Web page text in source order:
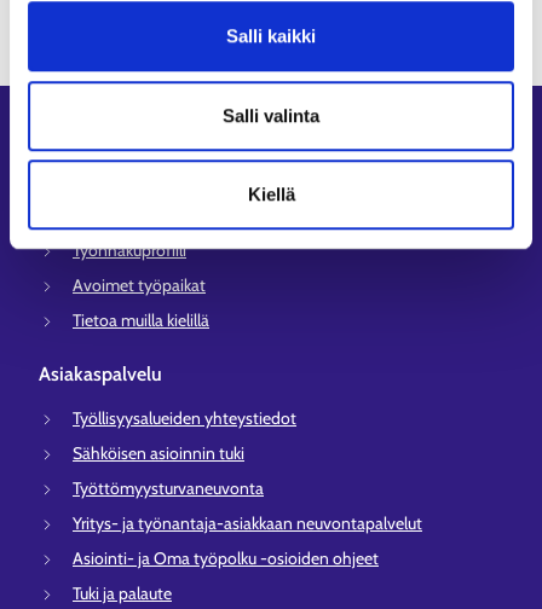
Salli kaikki
Salli valinta
Kiellä
Työnhakuprofiili
Avoimet työpaikat
Tietoa muilla kielillä
Asiakaspalvelu
Työllisyysalueiden yhteystiedot
Sähköisen asioinnin tuki
Työttömyysturvaneuvonta
Yritys- ja työnantaja-asiakkaan neuvontapalvelut
Asiointi- ja Oma työpolku -osioiden ohjeet
Tuki ja palaute